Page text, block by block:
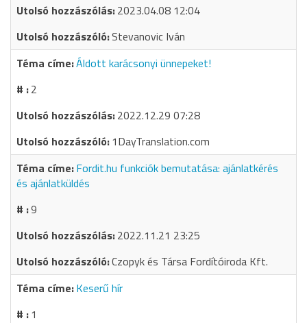
2023.04.08 12:04
Stevanovic Iván
Áldott karácsonyi ünnepeket!
2
2022.12.29 07:28
1DayTranslation.com
Fordit.hu funkciók bemutatása: ajánlatkérés
és ajánlatküldés
9
2022.11.21 23:25
Czopyk és Társa Fordítóiroda Kft.
Keserű hír
1